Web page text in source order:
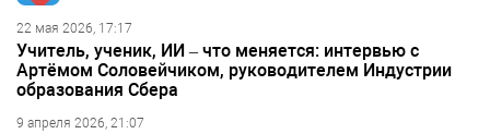
22 мая 2026, 17:17
Учитель, ученик, ИИ – что меняется: интервью с
Артёмом Соловейчиком, руководителем Индустрии
образования Сбера
9 апреля 2026, 21:07